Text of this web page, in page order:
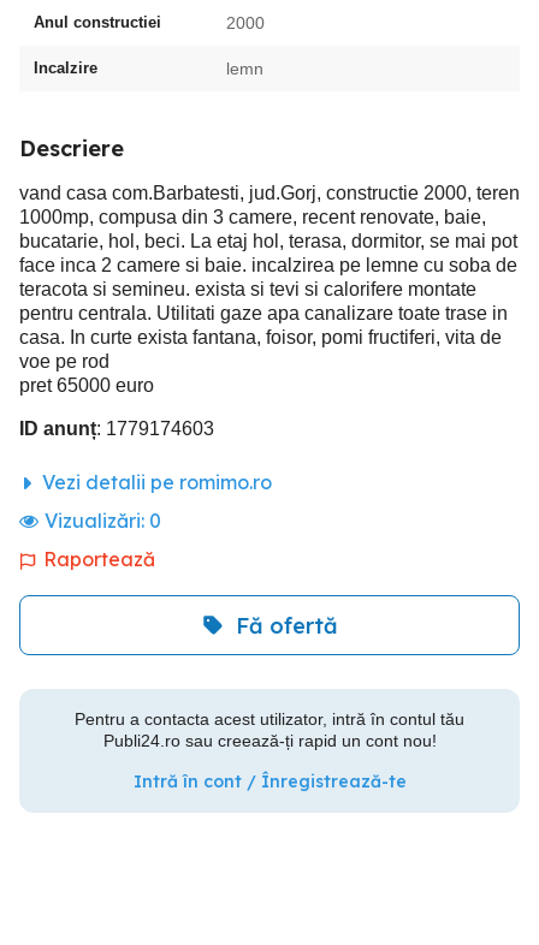
Anul constructiei 2000
Incalzire lemn
Descriere
vand casa com.Barbatesti, jud.Gorj, constructie 2000, teren
1000mp, compusa din 3 camere, recent renovate, baie,
bucatarie, hol, beci. La etaj hol, terasa, dormitor, se mai pot
face inca 2 camere si baie. incalzirea pe lemne cu soba de
teracota si semineu. exista si tevi si calorifere montate
pentru centrala. Utilitati gaze apa canalizare toate trase in
casa. In curte exista fantana, foisor, pomi fructiferi, vita de
voe pe rod
pret 65000 euro
ID anunț: 1779174603
Vezi detalii pe romimo.ro
Vizualizări: 0
Raportează
Fă ofertă
Pentru a contacta acest utilizator, intră în contul tău
Publi24.ro sau creează-ți rapid un cont nou!
Intră în cont / Înregistrează-te